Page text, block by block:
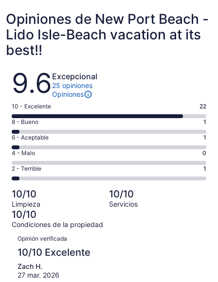
Opiniones de New Port Beach -
Lido Isle-Beach vacation at its
best!!
Opiniones
9.6 Excepcional
25 opiniones
Opiniones
Puntuación
de
10,
es
decir,
Excelente.
Basada
en
de
25
opiniones
10 - Excelente 22
Puntuación
de
8,
es
decir,
Bueno.
Basada
en
1
de
25
opiniones
8 - Bueno 1
Puntuación
de
6,
es
decir,
Basada
en
1
de
25
opiniones
6 - Aceptable 1
Puntuación
de
4,
es
decir,
Malo.
Basada
en
de
25
4 - Malo 0
Puntuación
de
2,
es
decir,
Terrible.
Basada
en
de
25
opiniones
2 - Terrible 1
10/10
Limpieza
10/10
Servicios
10/10
Condiciones de la propiedad
Opiniones
Opinión verificada
10/10 Excelente
Zach H.
27 mar. 2026